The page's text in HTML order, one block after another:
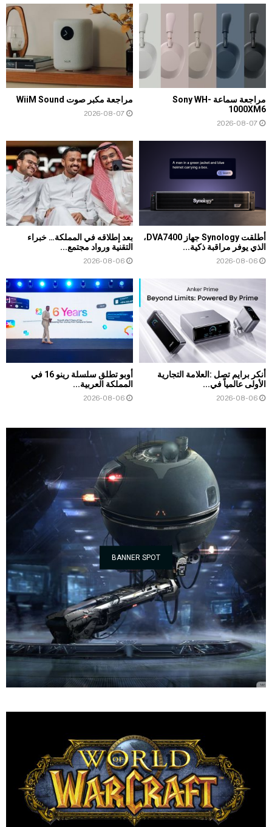
مراجعة سماعة Sony WH-
1000XM6
2026-08-07
مراجعة مكبر صوت WiiM Sound
2026-08-07
أطلقت Synology جهاز DVA7400،
الذي يوفر مراقبة ذكية...
2026-08-06
بعد إطلاقه في المملكة… خبراء
التقنية ورواد مجتمع...
2026-08-06
أنكر برايم تصل :العلامة التجارية
الأولى عالمياً في...
2026-08-06
أوبو تطلق سلسلة رينو 16 في
المملكة العربية...
2026-08-06
BANNER SPOT